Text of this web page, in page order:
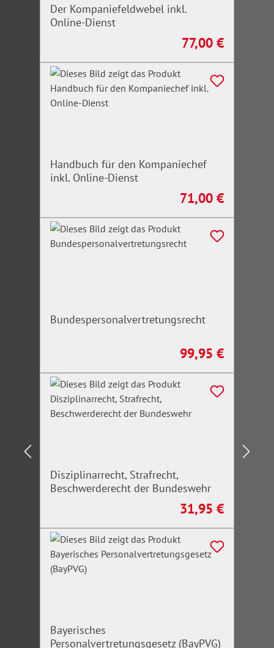
Der Kompaniefeldwebel inkl.
Online-Dienst
Regulärer Preis:
77,00 €
Handbuch für den Kompaniechef
inkl. Online-Dienst
Regulärer Preis:
71,00 €
Bundespersonalvertretungsrecht
Regulärer Preis:
99,95 €
Disziplinarrecht, Strafrecht,
Beschwerderecht der Bundeswehr
Regulärer Preis:
31,95 €
Bayerisches
Personalvertretungsgesetz (BayPVG)